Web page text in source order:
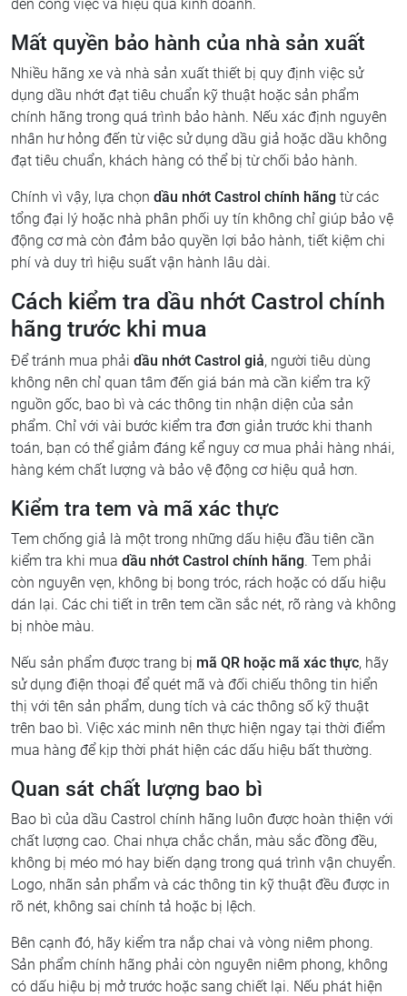
đến công việc và hiệu quả kinh doanh.
Mất quyền bảo hành của nhà sản xuất
Nhiều hãng xe và nhà sản xuất thiết bị quy định việc sử
dụng dầu nhớt đạt tiêu chuẩn kỹ thuật hoặc sản phẩm
chính hãng trong quá trình bảo hành. Nếu xác định nguyên
nhân hư hỏng đến từ việc sử dụng dầu giả hoặc dầu không
đạt tiêu chuẩn, khách hàng có thể bị từ chối bảo hành.
Chính vì vậy, lựa chọn dầu nhớt Castrol chính hãng từ các
tổng đại lý hoặc nhà phân phối uy tín không chỉ giúp bảo vệ
động cơ mà còn đảm bảo quyền lợi bảo hành, tiết kiệm chi
phí và duy trì hiệu suất vận hành lâu dài.
Cách kiểm tra dầu nhớt Castrol chính
hãng trước khi mua
Để tránh mua phải dầu nhớt Castrol giả, người tiêu dùng
không nên chỉ quan tâm đến giá bán mà cần kiểm tra kỹ
nguồn gốc, bao bì và các thông tin nhận diện của sản
phẩm. Chỉ với vài bước kiểm tra đơn giản trước khi thanh
toán, bạn có thể giảm đáng kể nguy cơ mua phải hàng nhái,
hàng kém chất lượng và bảo vệ động cơ hiệu quả hơn.
Kiểm tra tem và mã xác thực
Tem chống giả là một trong những dấu hiệu đầu tiên cần
kiểm tra khi mua dầu nhớt Castrol chính hãng. Tem phải
còn nguyên vẹn, không bị bong tróc, rách hoặc có dấu hiệu
dán lại. Các chi tiết in trên tem cần sắc nét, rõ ràng và không
bị nhòe màu.
Nếu sản phẩm được trang bị mã QR hoặc mã xác thực, hãy
sử dụng điện thoại để quét mã và đối chiếu thông tin hiển
thị với tên sản phẩm, dung tích và các thông số kỹ thuật
trên bao bì. Việc xác minh nên thực hiện ngay tại thời điểm
mua hàng để kịp thời phát hiện các dấu hiệu bất thường.
Quan sát chất lượng bao bì
Bao bì của dầu Castrol chính hãng luôn được hoàn thiện với
chất lượng cao. Chai nhựa chắc chắn, màu sắc đồng đều,
không bị méo mó hay biến dạng trong quá trình vận chuyển.
Logo, nhãn sản phẩm và các thông tin kỹ thuật đều được in
rõ nét, không sai chính tả hoặc bị lệch.
Bên cạnh đó, hãy kiểm tra nắp chai và vòng niêm phong.
Sản phẩm chính hãng phải còn nguyên niêm phong, không
có dấu hiệu bị mở trước hoặc sang chiết lại. Nếu phát hiện